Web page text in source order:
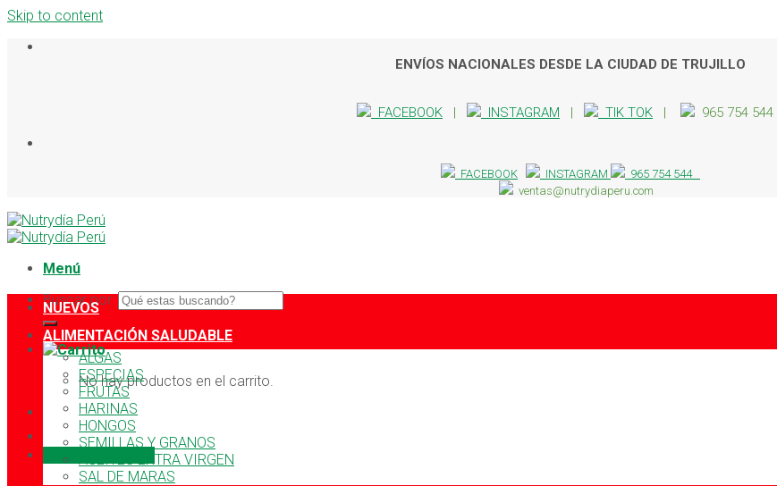
Skip to content
ENVÍOS NACIONALES DESDE LA CIUDAD DE TRUJILLO
FACEBOOK | INSTAGRAM | TIK TOK | 965 754 544
FACEBOOK INSTAGRAM
965 754 544
ventas@nutrydiaperu.com
Menú
Buscar por:
No hay productos en el carrito.
Rastrea tu pedido
NUEVOS
ALIMENTACIÓN SALUDABLE
ALGAS
ESPECIAS
FRUTAS
HARINAS
HONGOS
SEMILLAS Y GRANOS
ACEITES EXTRA VIRGEN
SAL DE MARAS